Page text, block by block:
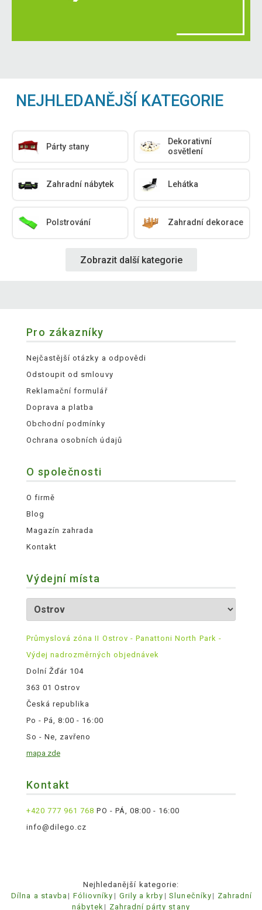
NEJHLEDANĚJŠÍ KATEGORIE
Párty stany
Dekorativní
osvětlení
Zahradní nábytek Lehátka
Polstrování Zahradní dekorace
Zobrazit další kategorie
Pro zákazníky
Nejčastější otázky a odpovědi
Odstoupit od smlouvy
Reklamační formulář
Doprava a platba
Obchodní podmínky
Ochrana osobních údajů
O společnosti
O firmě
Blog
Magazín zahrada
Kontakt
Výdejní místa
Průmyslová zóna II Ostrov - Panattoni North Park -
Výdej nadrozměrných objednávek
Dolní Žďár 104
363 01 Ostrov
Česká republika
Po - Pá, 8:00 - 16:00
So - Ne, zavřeno
mapa zde
Kontakt
+420 777 961 768 PO - PÁ, 08:00 - 16:00
info@dilego.cz
Nejhledanější kategorie:
Dílna a stavba
Fóliovníky Grily a krby Slunečníky
Zahradní
nábytek
Zahradní párty stany